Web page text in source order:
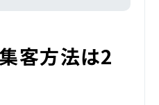
客方法は2